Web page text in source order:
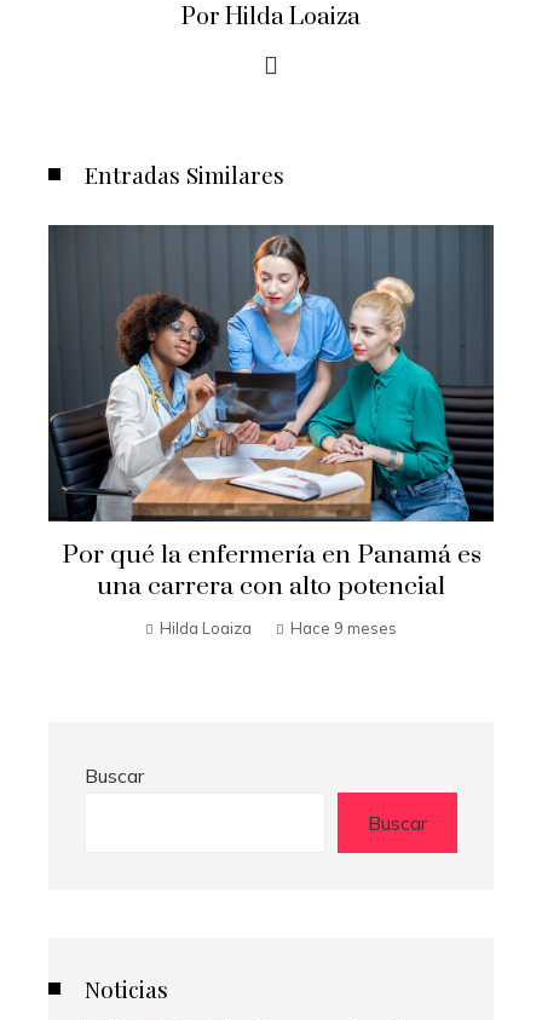
Por Hilda Loaiza
Entradas Similares
Por qué la enfermería en Panamá es
una carrera con alto potencial
Hilda Loaiza Hace 9 meses
Buscar
Buscar
Noticias